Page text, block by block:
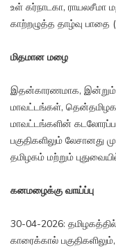
உள் கர்நாடகா, ராயலசீமா
காற்றழுத்த தாழ்வு பாதை
மிதமான மழை
இதன்காரணமாக, இன்றும்
மாவட்டங்கள்,
மாவட்டங்களின்
பகுதிகளிலும்
தமிழகம் மற்றும்
கனமழைக்கு வாய்ப்பு
30-04-2026:
காரைக்கால்